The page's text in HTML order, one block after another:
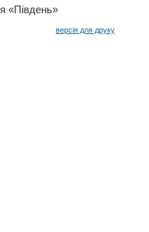
«Південь»
версія для друку